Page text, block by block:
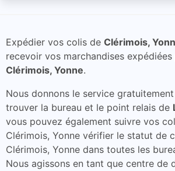
Expédier vos colis de Clérimois,
recevoir vos marchandises
Clérimois, Yonne.
Nous donnons le service
trouver la bureau et le point relais de
vous pouvez également suivre vos
Clérimois, Yonne vérifier le statut de
Clérimois, Yonne dans toutes les
Nous agissons en tant que centre de